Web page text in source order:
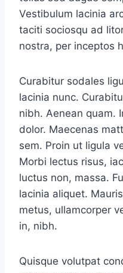
Vestibulum lacinia
taciti sociosqu ad
nostra, per inceptos
Curabitur sodales
lacinia nunc.
nibh. Aenean quam.
dolor. Maecenas
sem. Proin ut ligula
Morbi lectus risus,
luctus non, massa.
lacinia aliquet.
metus, ullamcorper
in, nibh.
Quisque volutpat